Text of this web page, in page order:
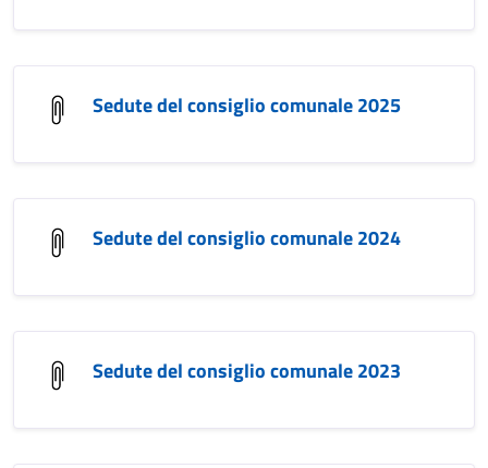
Sedute del consiglio comunale 2025
Sedute del consiglio comunale 2024
Sedute del consiglio comunale 2023